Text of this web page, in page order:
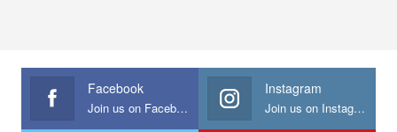
Facebook
Join us on Facebook
Instagram
Join us on Instagram